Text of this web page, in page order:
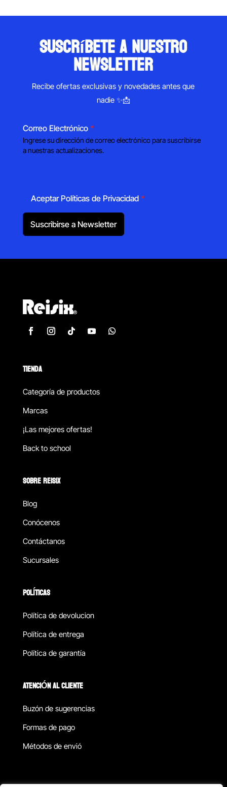
suscríbete a nuestro
newsletter
Recibe ofertas exclusivas y novedades antes que
nadie ✨📩
Correo Electrónico *
Ingrese su dirección de correo electrónico para suscribirse
a nuestras actualizaciones.
Aceptar Políticas de Privacidad *
Suscribirse a Newsletter
TIENDA
Categoría de productos
Marcas
¡Las mejores ofertas!
Back to school
SOBRE REISIX
Blog
Conócenos
Contáctanos
Sucursales
POLÍTICAS
Política de devolucion
Política de entrega
Política de garantía
ATENCIÓN AL CLIENTE
Buzón de sugerencias
Formas de pago
Métodos de envió